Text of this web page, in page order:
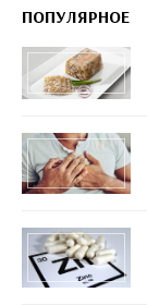
ПОПУЛЯРНОЕ